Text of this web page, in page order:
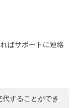
ばサポートに連絡
することができ